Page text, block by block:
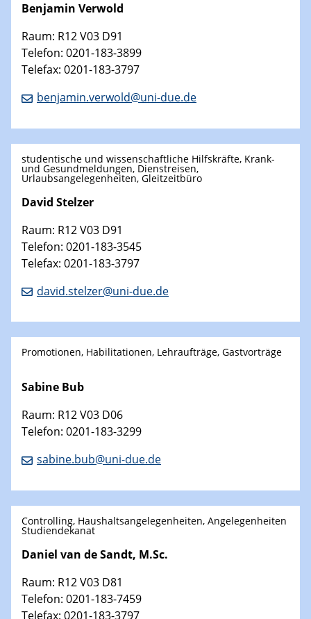
Benjamin Verwold
Raum: R12 V03 D91
Telefon: 0201-183-3899
Telefax: 0201-183-3797
benjamin.verwold@uni-due.de
studentische und wissenschaftliche Hilfskräfte, Krank-
und Gesundmeldungen, Dienstreisen,
Urlaubsangelegenheiten, Gleitzeitbüro
David Stelzer
Raum: R12 V03 D91
Telefon: 0201-183-3545
Telefax: 0201-183-3797
david.stelzer@uni-due.de
Promotionen, Habilitationen, Lehraufträge, Gastvorträge
Sabine Bub
Raum: R12 V03 D06
Telefon: 0201-183-3299
sabine.bub@uni-due.de
Controlling, Haushaltsangelegenheiten, Angelegenheiten
Studiendekanat
Daniel van de Sandt, M.Sc.
Raum: R12 V03 D81
Telefon: 0201-183-7459
Telefax: 0201-183-3797